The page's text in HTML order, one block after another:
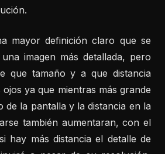
mayor definición claro que se
imagen más detallada, pero
que tamaño y a que distancia
ya que mientras más grande
de la pantalla y la distancia en la
también aumentaran, con el
hay más distancia el detalle de